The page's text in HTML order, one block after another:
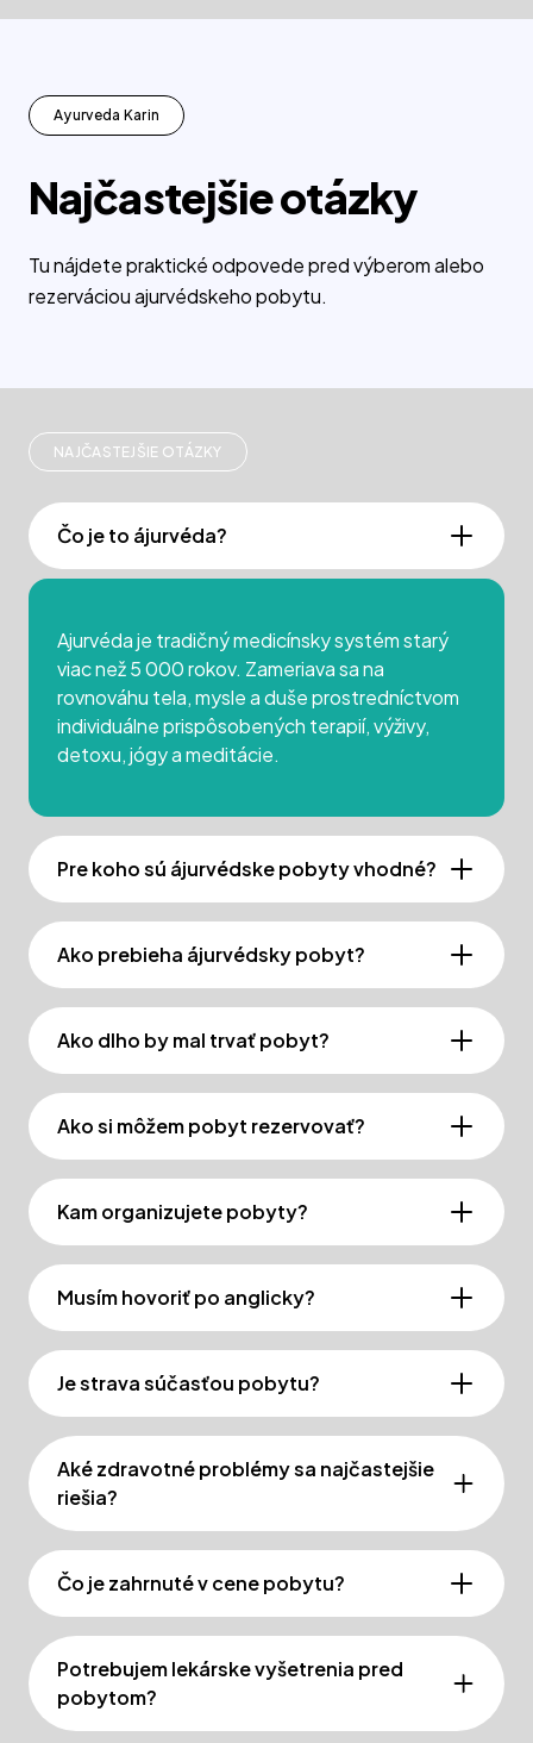
Ayurveda Karin
Najčastejšie otázky
Tu nájdete praktické odpovede pred výberom alebo
rezerváciou ajurvédskeho pobytu.
NAJČASTEJŠIE OTÁZKY
Čo je to ájurvéda?
Ajurvéda je tradičný medicínsky systém starý
viac než 5 000 rokov. Zameriava sa na
rovnováhu tela, mysle a duše prostredníctvom
individuálne prispôsobených terapií, výživy,
detoxu, jógy a meditácie.
Pre koho sú ájurvédske pobyty vhodné?
Ako prebieha ájurvédsky pobyt?
Ako dlho by mal trvať pobyt?
Ako si môžem pobyt rezervovať?
Kam organizujete pobyty?
Musím hovoriť po anglicky?
Je strava súčasťou pobytu?
Aké zdravotné problémy sa najčastejšie
riešia?
Čo je zahrnuté v cene pobytu?
Potrebujem lekárske vyšetrenia pred
pobytom?